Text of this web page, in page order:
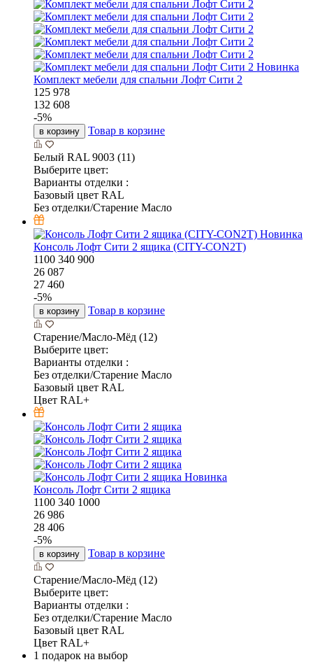
Новинка
Комплект мебели для спальни Лофт Сити 2
125 978
132 608
-5%
в корзину Товар в корзине
Белый RAL 9003 (11)
Выберите цвет:
Варианты отделки :
Базовый цвет RAL
Без отделки/Старение Масло
Новинка
Консоль Лофт Сити 2 ящика (CITY-CON2T)
1100 340 900
26 087
27 460
-5%
в корзину Товар в корзине
Старение/Масло-Мёд (12)
Выберите цвет:
Варианты отделки :
Без отделки/Старение Масло
Базовый цвет RAL
Цвет RAL+
Новинка
Консоль Лофт Сити 2 ящика
1100 340 1000
26 986
28 406
-5%
в корзину Товар в корзине
Старение/Масло-Мёд (12)
Выберите цвет:
Варианты отделки :
Без отделки/Старение Масло
Базовый цвет RAL
Цвет RAL+
1 подарок на выбор